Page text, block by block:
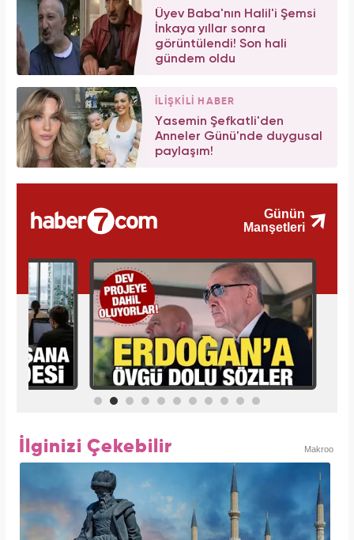
Üyev Baba'nın Halil'i Şemsi
İnkaya yıllar sonra
görüntülendi! Son hali
gündem oldu
İLİŞKİLİ HABER
Yasemin Şefkatli'den
Anneler Günü'nde duygusal
paylaşım!
İlginizi Çekebilir Makroo